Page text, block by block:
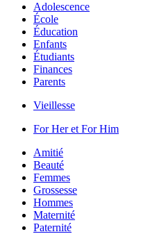
Adolescence
École
Éducation
Enfants
Étudiants
Finances
Parents
Vieillesse
For Her et For Him
Amitié
Beauté
Femmes
Grossesse
Hommes
Maternité
Paternité